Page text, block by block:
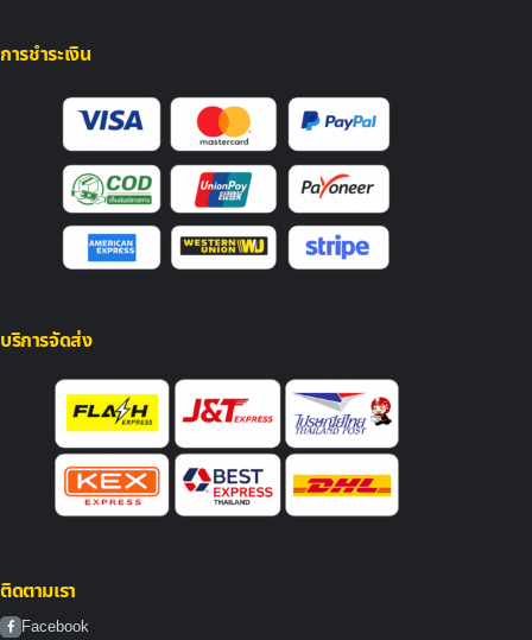
การชำระเงิน
บริการจัดส่ง
ติดตามเรา
Facebook